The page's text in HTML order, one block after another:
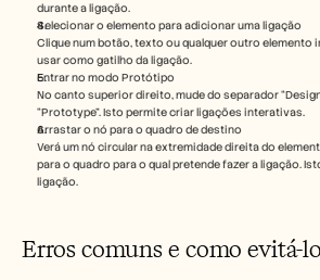
durante a ligação.
Selecionar o elemento para adicionar uma ligação
Clique num botão, texto ou qualquer outro elemento
usar como gatilho da ligação.
Entrar no modo Protótipo
No canto superior direito, mude do separador
“Prototype”. Isto permite criar ligações interativas.
Arrastar o nó para o quadro de destino
Verá um nó circular na extremidade direita do
para o quadro para o qual pretende fazer a ligação.
ligação.
Erros comuns e como evitá-